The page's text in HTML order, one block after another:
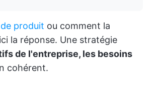
produit ou comment la
la réponse. Une stratégie
de l'entreprise, les besoins
cohérent.